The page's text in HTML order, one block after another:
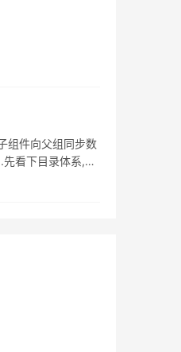
组件向父组同步数
看下目录体系,下